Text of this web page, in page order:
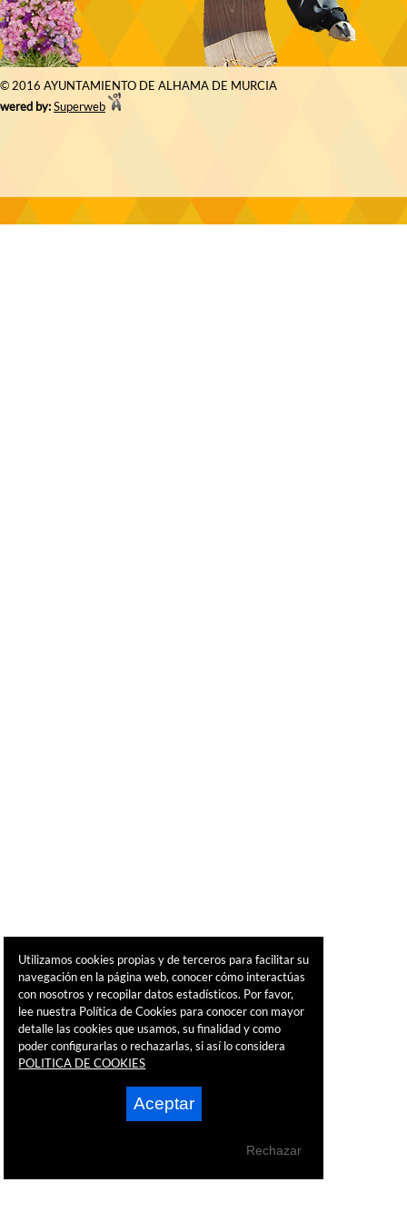
© 2016 AYUNTAMIENTO DE ALHAMA DE MURCIA
by:Superweb
Utilizamos cookies propias y de terceros para facilitar su
navegación en la página web, conocer cómo interactúas
con nosotros y recopilar datos estadísticos. Por favor,
lee nuestra Política de Cookies para conocer con mayor
detalle las cookies que usamos, su finalidad y como
poder configurarlas o rechazarlas, si así lo considera
POLITICA DE COOKIES
Aceptar
Rechazar